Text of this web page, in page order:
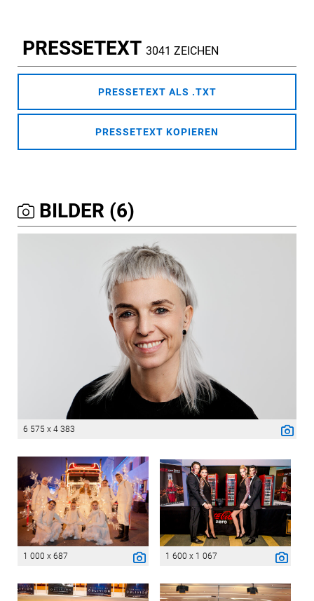
PRESSETEXT 3041 ZEICHEN
PRESSETEXT ALS .TXT
PRESSETEXT KOPIEREN
BILDER (6)
6 575 x 4 383
1 000 x 687 1 600 x 1 067